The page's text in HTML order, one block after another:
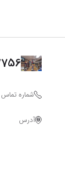
شماره تماس
آدرس